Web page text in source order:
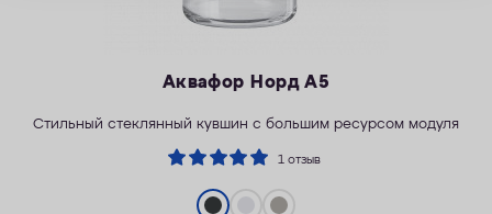
Аквафор Норд А5
Стильный стеклянный кувшин с большим ресурсом модуля
1 отзыв